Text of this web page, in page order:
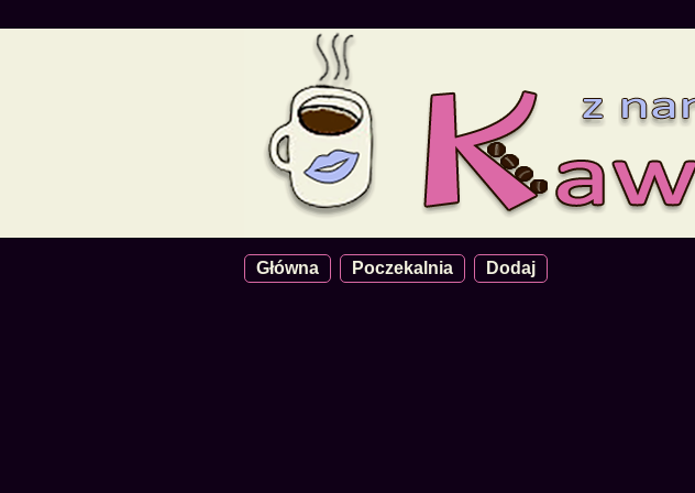
Główna Poczekalnia Dodaj